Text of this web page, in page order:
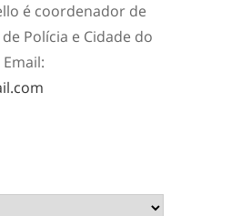
é coordenador de
Polícia e Cidade do